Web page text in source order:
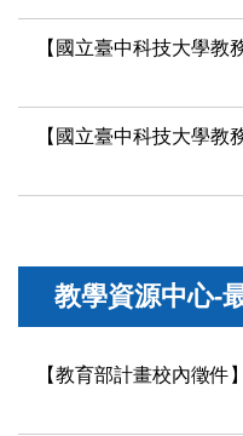
【國立臺中科技大學
【國立臺中科技大學
教學資源中心-
【教育部計畫校內徵